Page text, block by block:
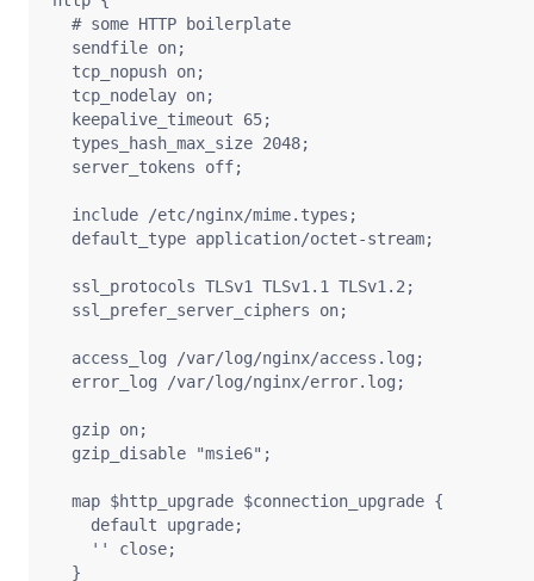
  # some HTTP boilerplate
  sendfile on;
  tcp_nopush on;
  tcp_nodelay on;
  keepalive_timeout 65;
  types_hash_max_size 2048;
  server_tokens off;
  include /etc/nginx/mime.types;
  default_type application/octet-stream;
  ssl_protocols TLSv1 TLSv1.1 TLSv1.2;
  ssl_prefer_server_ciphers on;
  access_log /var/log/nginx/access.log;
  error_log /var/log/nginx/error.log;
  gzip on;
  gzip_disable "msie6";
  map $http_upgrade $connection_upgrade {
    default upgrade;
    '' close;
  }